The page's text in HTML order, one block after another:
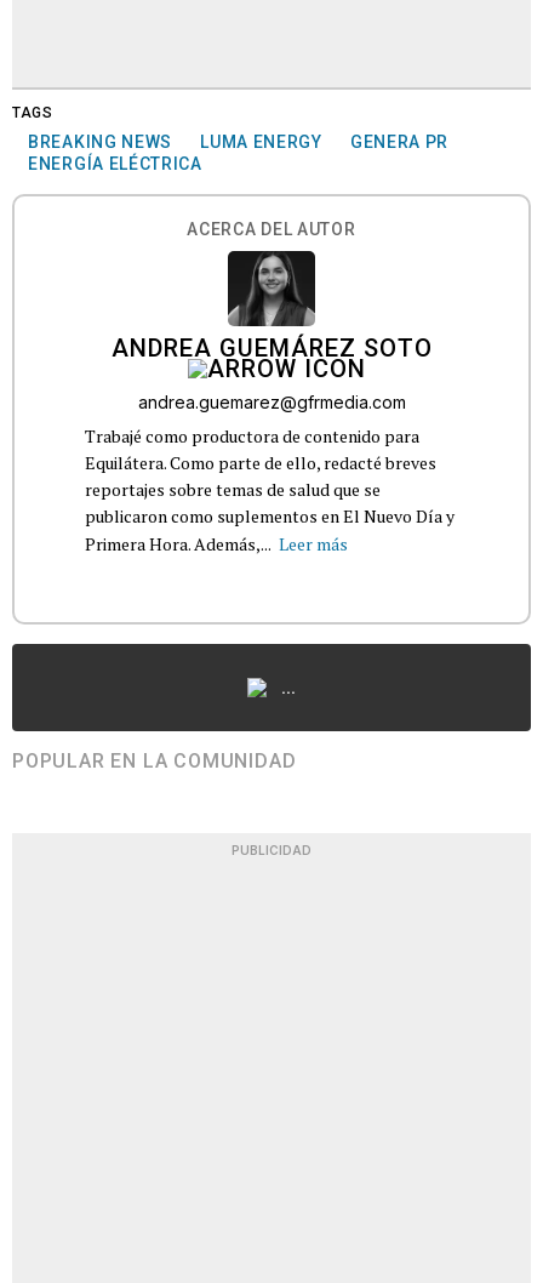
TAGS
BREAKING NEWS LUMA ENERGY
GENERA PR
ENERGÍA ELÉCTRICA
ACERCA DEL AUTOR
ANDREA GUEMÁREZ SOTO
andrea.guemarez@gfrmedia.com
Trabajé como productora de contenido para
Equilátera. Como parte de ello, redacté breves
reportajes sobre temas de salud que se
publicaron como suplementos en El Nuevo Día y
Primera Hora. Además,... Leer más
...
POPULAR EN LA COMUNIDAD
PUBLICIDAD